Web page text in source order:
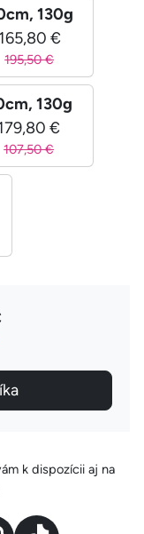
130g
165,80 €
195,50 €
130g
€
107,50 €
k dispozícii aj na